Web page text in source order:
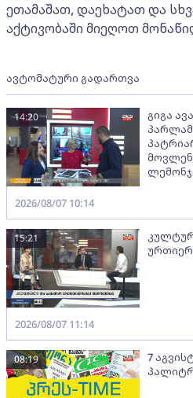
ეთამაშათ, დაეხატათ და
აქტივობაში მიეღოთ
ავტომატური გადართვა
გიგა
14:20
2026/08/07 10:14
15:21
2026/08/07 11:14
7
08:19